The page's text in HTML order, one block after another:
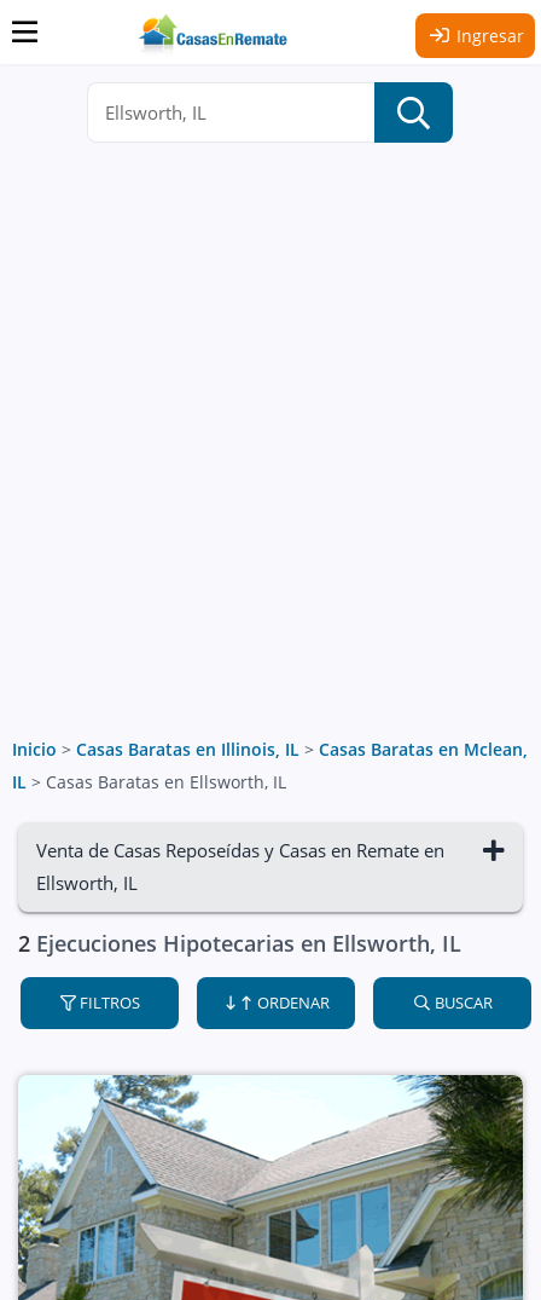
Ingresar
Inicio > Casas Baratas en Illinois, IL > Casas Baratas en Mclean,
IL > Casas Baratas en Ellsworth, IL
Venta de Casas Reposeídas y Casas en Remate en
Ellsworth, IL
2 Ejecuciones Hipotecarias en Ellsworth, IL
FILTROS ORDENAR BUSCAR